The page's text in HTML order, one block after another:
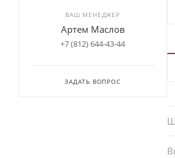
ВАШ МЕНЕДЖЕР
Артем Маслов
+7 (812) 644-43-44
ЗАДАТЬ ВОПРОС